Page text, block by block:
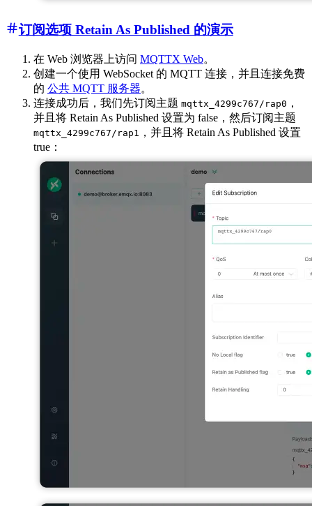
订阅选项 Retain As Published 的演示
在 Web 浏览器上访问 MQTTX Web。
创建一个使用 WebSocket 的 MQTT 连接，并且连接免费
的 公共 MQTT 服务器。
连接成功后，我们先订阅主题 mqttx_4299c767/rap0 ，
并且将 Retain As Published 设置为 false，然后订阅主题
mqttx_4299c767/rap1
，并且将 Retain As Published 设置
true：